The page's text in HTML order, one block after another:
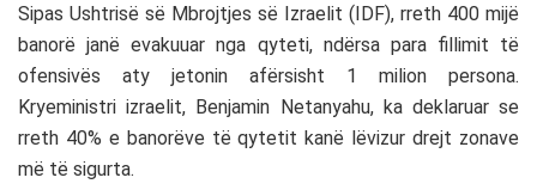
Sipas Ushtrisë së Mbrojtjes së Izraelit (IDF), rreth 400 mijë
banorë janë evakuuar nga qyteti, ndërsa para fillimit të
ofensivës aty jetonin afërsisht 1 milion persona.
Kryeministri izraelit, Benjamin Netanyahu, ka deklaruar se
rreth 40% e banorëve të qytetit kanë lëvizur drejt zonave
më të sigurta.